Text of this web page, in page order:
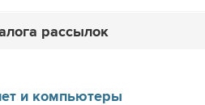
рассылок
и компьютеры